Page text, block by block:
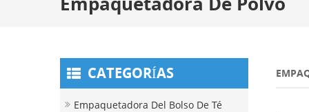
CATEGORÍAS
Empaquetadora Del Bolso De Té